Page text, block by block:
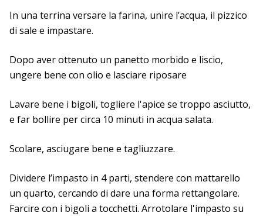
In una terrina versare la farina, unire l’acqua, il pizzico
di sale e impastare.
Dopo aver ottenuto un panetto morbido e liscio,
ungere bene con olio e lasciare riposare
Lavare bene i bigoli, togliere l'apice se troppo asciutto,
e far bollire per circa 10 minuti in acqua salata.
Scolare, asciugare bene e tagliuzzare.
Dividere l’impasto in 4 parti, stendere con mattarello
un quarto, cercando di dare una forma rettangolare.
Farcire con i bigoli a tocchetti. Arrotolare l'impasto su